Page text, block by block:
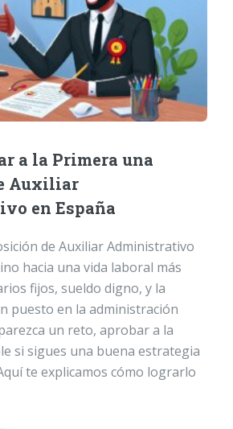
a la Primera una
Auxiliar
en España
de Auxiliar Administrativo
hacia una vida laboral más
fijos, sueldo digno, y la
puesto en la administración
un reto, aprobar a la
si sigues una buena estrategia
te explicamos cómo lograrlo